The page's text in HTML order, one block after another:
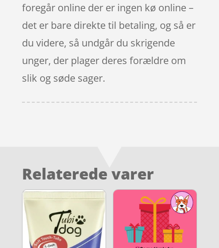
foregår online der er ingen kø online –
det er bare direkte til betaling, og så er
du videre, så undgår du skrigende
unger, der plager deres forældre om
slik og søde sager.
Relaterede varer